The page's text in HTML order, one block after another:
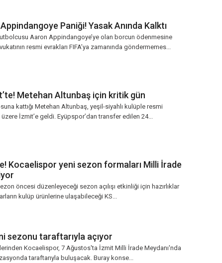
Paniği! Yasak Anında Kalktı
Aaron Appindangoye’ye olan borcun ödenmesine
resmi evrakları FIFA’ya zamanında göndermemes...
Metehan Altunbaş için kritik gün
kattığı Metehan Altunbaş, yeşil-siyahlı kulüple resmi
İzmit’e geldi. Eyüpspor’dan transfer edilen 24...
Kocaelispor yeni sezon formaları Milli İrade
öncesi düzenleyeceği sezon açılışı etkinliği için hazırlıklar
kulüp ürünlerine ulaşabileceği KS...
sezonu taraftarıyla açıyor
Kocaelispor, 7 Ağustos'ta İzmit Milli İrade Meydanı'nda
taraftarıyla buluşacak. Buray konse...